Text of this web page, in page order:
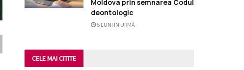
Moldova prin semnarea Codul
deontologic
5 LUNI ÎN URMĂ
CELE MAI CITITE